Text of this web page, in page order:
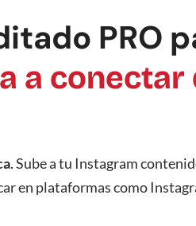
PRO
a conectar
. Sube a tu Instagram
en plataformas como